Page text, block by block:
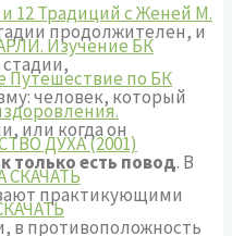
и 12 Традиций с Женей М.
Изучение БК
Путешествие по БК
ДУХА (2001)
СКАЧАТЬ
продолжителен, и
человек, который
или когда он
только есть повод. В
практикующими
в противоположность